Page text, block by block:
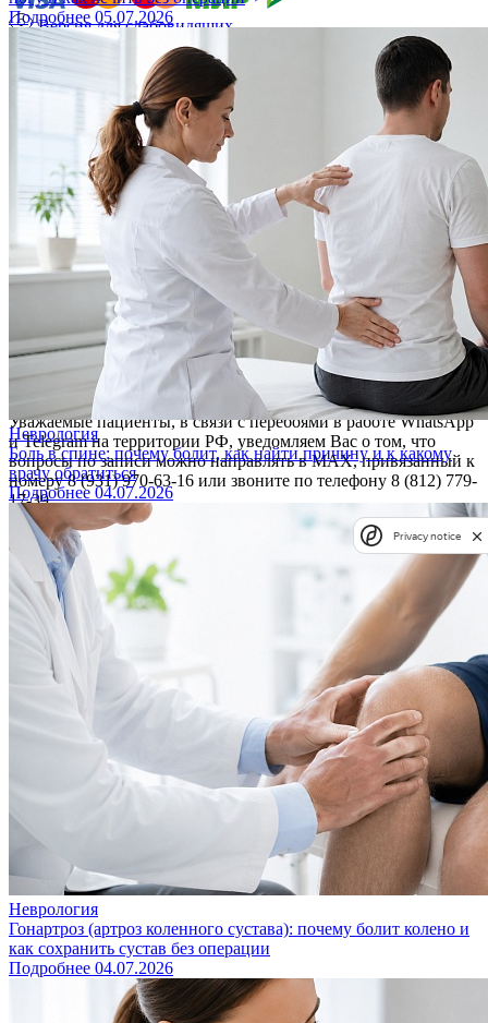
Подробнее 05.07.2026
Неврология
Боль в спине: почему болит, как найти причину и к какому
врачу обратиться
Подробнее04.07.2026
Неврология
Гонартроз (артроз коленного сустава): почему болит колено и
как сохранить сустав без операции
Подробнее 04.07.2026
Версия для слабовидящих
ОБЩЕСТВО С ОГРАНИЧЕННОЙ ОТВЕТСТВЕННОСТЬЮ
"ПРОЕКТ"
Лицензия № Л041-01148-78/00360218
Юридический адрес: 197022, город Санкт-Петербург .,
Каменноостровский пр-кт, д. 77, литер р, пом. 1-н
ИНН: 7704520344
ОГРН: 1047796350612
© 2026 «Источник долголетия» Все права защищены.
Политика конфиденциальностиПользовательское соглашение
Политика обработки данных
ИМЕЮТСЯ ПРОТИВОПОКАЗАНИЯ. НЕОБХОДИМА
КОНСУЛЬТАЦИЯ СПЕЦИАЛИСТА.
Записаться онлайн
Мы обрабатываем файлы cookie, чтобы улучшить работу
сайта. Продолжая пользоваться сайтом, вы даетесогласие на
обработку персональных данных. Если вы хотите запретить
обработку файлов cookie, отключите cookie в настройках
вашего браузера.
Уважаемые пациенты, в связи с перебоями в работе WhatsApp
и Telegram на территории РФ, уведомляем Вас о том, что
вопросы по записи можно направлять в MAX, привязанный к
номеру 8 (931) 970-63-16 или звоните по телефону 8 (812) 779-
17-39.
Благодарим за понимание!
OK Privacy notice